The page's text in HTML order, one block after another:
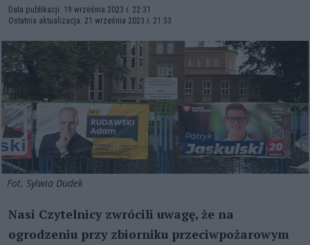
Data publikacji: 19 września 2023 r. 22:31
Ostatnia aktualizacja: 21 września 2023 r. 21:33
Fot. Sylwia Dudek
Nasi Czytelnicy zwrócili uwagę, że na
ogrodzeniu przy zbiorniku przeciwpożarowym